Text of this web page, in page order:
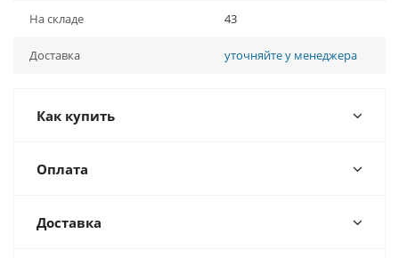
На складе 43
Доставка уточняйте у менеджера
Как купить
Оплата
Доставка